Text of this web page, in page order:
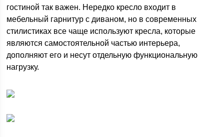
гостиной так важен. Нередко кресло входит в
мебельный гарнитур с диваном, но в современных
стилистиках все чаще используют кресла, которые
являются самостоятельной частью интерьера,
дополняют его и несут отдельную функциональную
нагрузку.